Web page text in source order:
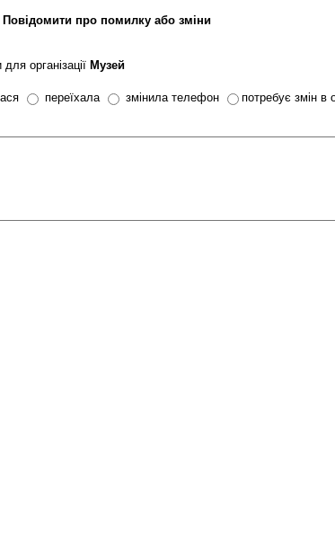
Повідомити про помилку або зміни
організації Музей
переїхала змінила телефон потребує змін в